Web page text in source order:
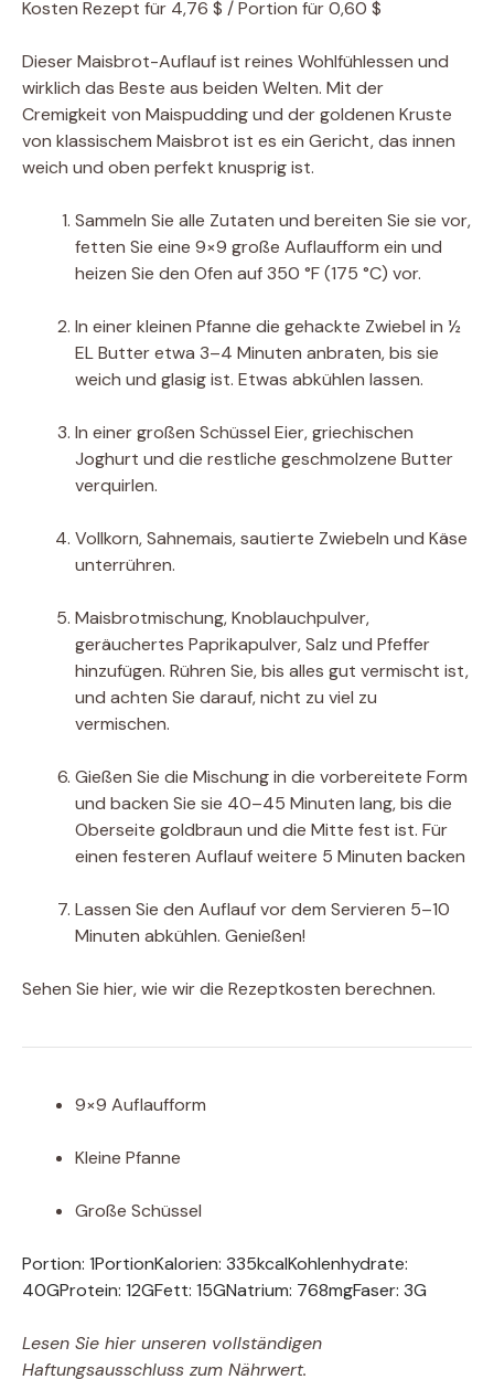
Kosten Rezept für 4,76 $ / Portion für 0,60 $
Dieser Maisbrot-Auflauf ist reines Wohlfühlessen und
wirklich das Beste aus beiden Welten. Mit der
Cremigkeit von Maispudding und der goldenen Kruste
von klassischem Maisbrot ist es ein Gericht, das innen
weich und oben perfekt knusprig ist.
Sammeln Sie alle Zutaten und bereiten Sie sie vor,
fetten Sie eine 9×9 große Auflaufform ein und
heizen Sie den Ofen auf 350 °F (175 °C) vor.
In einer kleinen Pfanne die gehackte Zwiebel in ½
EL Butter etwa 3–4 Minuten anbraten, bis sie
weich und glasig ist. Etwas abkühlen lassen.
In einer großen Schüssel Eier, griechischen
Joghurt und die restliche geschmolzene Butter
verquirlen.
Vollkorn, Sahnemais, sautierte Zwiebeln und Käse
unterrühren.
Maisbrotmischung, Knoblauchpulver,
geräuchertes Paprikapulver, Salz und Pfeffer
hinzufügen. Rühren Sie, bis alles gut vermischt ist,
und achten Sie darauf, nicht zu viel zu
vermischen.
Gießen Sie die Mischung in die vorbereitete Form
und backen Sie sie 40–45 Minuten lang, bis die
Oberseite goldbraun und die Mitte fest ist. Für
einen festeren Auflauf weitere 5 Minuten backen
Lassen Sie den Auflauf vor dem Servieren 5–10
Minuten abkühlen. Genießen!
Sehen Sie hier, wie wir die Rezeptkosten berechnen.
9×9 Auflaufform
Kleine Pfanne
Große Schüssel
Portion: 1PortionKalorien: 335kcalKohlenhydrate:
40GProtein: 12GFett: 15GNatrium: 768mgFaser: 3G
Lesen Sie hier unseren vollständigen
Haftungsausschluss zum Nährwert.